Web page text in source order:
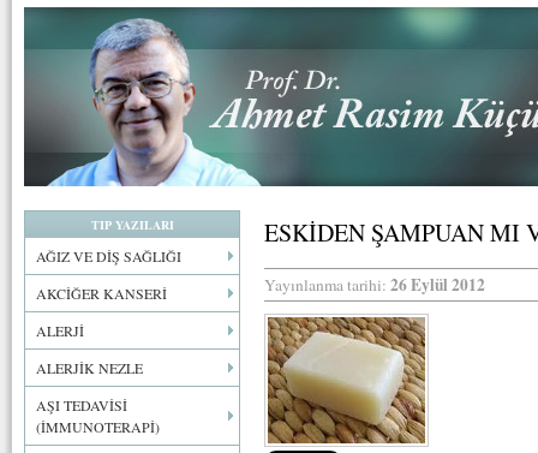
TIP YAZILARI
AĞIZ VE DİŞ SAĞLIĞI
AKCİĞER KANSERİ
ALERJİ
ALERJİK NEZLE
AŞI TEDAVİSİ
(İMMUNOTERAPİ)
ESKİDEN ŞAMPUAN MI
Yayınlanma tarihi: 26 Eylül 2012